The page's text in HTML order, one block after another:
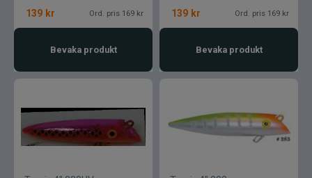
139 kr Ord. pris 169 kr
Bevaka produkt
139 kr Ord. pris 169 kr
Bevaka produkt